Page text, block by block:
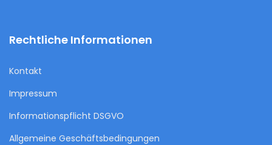
Rechtliche Informationen
Kontakt
Impressum
Informationspflicht DSGVO
Allgemeine Geschäftsbedingungen